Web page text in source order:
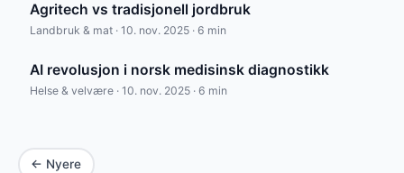
Agritech vs tradisjonell jordbruk
Landbruk & mat · 10. nov. 2025 · 6 min
AI revolusjon i norsk medisinsk diagnostikk
Helse & velvære · 10. nov. 2025 · 6 min
← Nyere